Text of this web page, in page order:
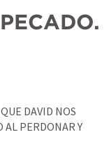
DAVID NOS
AL PERDONAR Y